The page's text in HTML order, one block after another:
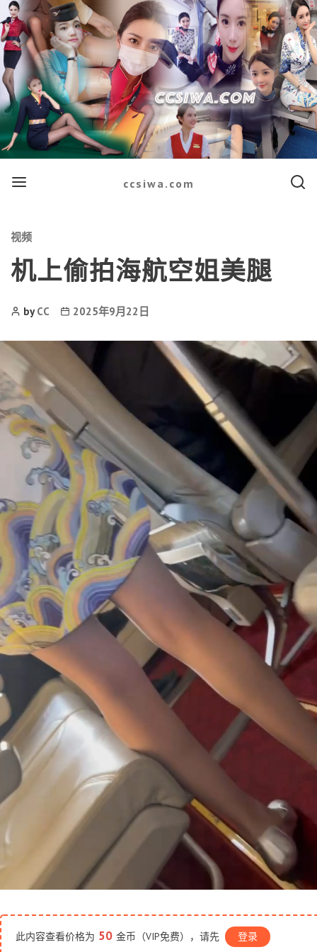
Menu ccsiwa.com Search
Categories
视频
机上偷拍海航空姐美腿
PostbyCC
Post2025年9月22日
此内容查看价格为 50 金币（VIP免费），请先 登录